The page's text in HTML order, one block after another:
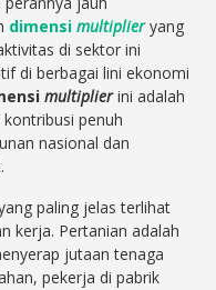
dimensimultiplieryang
di sektor ini
di berbagai lini ekonomi
multiplierini adalah
penuh
nasional dan
paling jelas terlihat
kerja. Pertanian adalah
jutaan tenaga
pekerja di pabrik